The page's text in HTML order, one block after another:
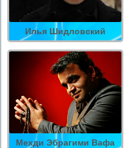
Илья Шидловский
Мехди Эбрагими Вафа